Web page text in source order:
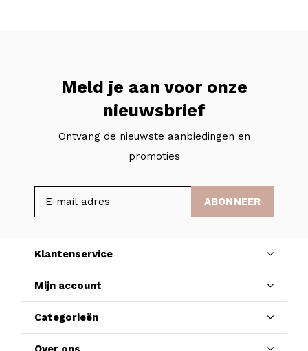
Meld je aan voor onze
nieuwsbrief
Ontvang de nieuwste aanbiedingen en
promoties
ABONNEER
Klantenservice
Mijn account
Categorieën